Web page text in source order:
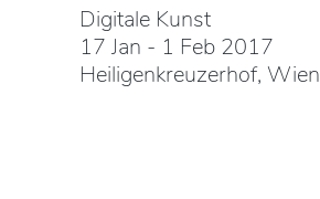
Digitale Kunst
17 Jan - 1 Feb 2017
Heiligenkreuzerhof, Wien